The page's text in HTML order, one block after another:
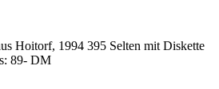
Hoitorf, 1994 395 Selten mit Diskette
89- DM